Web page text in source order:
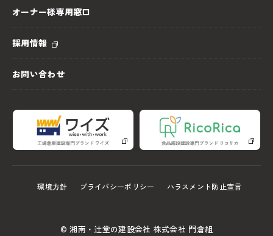
オーナー様専用窓口
採用情報
お問い合わせ
環境方針 プライバシーポリシー ハラスメント防止宣言
© 湘南・辻堂の建設会社 株式会社 門倉組